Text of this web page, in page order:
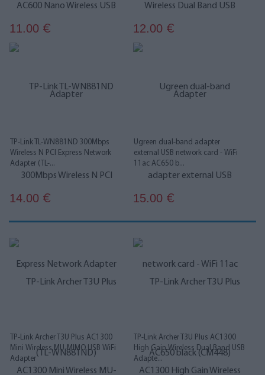
11.00 € 12.00 €
TP-Link TL-WN881ND 300Mbps
Wireless N PCI Express Network
Adapter (TL-...
14.00 €
Ugreen dual-band adapter
external USB network card - WiFi
11ac AC650 b...
15.00 €
TP-Link Archer T3U Plus AC1300
Mini Wireless MU-MIMO USB WiFi
Adapter
TP-Link Archer T3U Plus AC1300
High Gain Wireless Dual Band USB
Adapte...